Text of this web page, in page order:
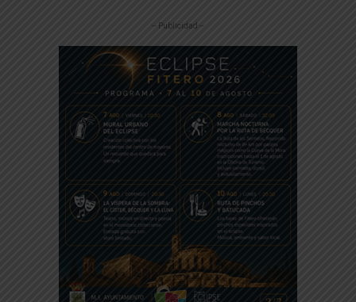
-- Publicidad --